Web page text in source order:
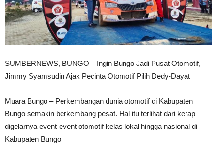
SUMBERNEWS, BUNGO – Ingin Bungo Jadi Pusat Otomotif,
Jimmy Syamsudin Ajak Pecinta Otomotif Pilih Dedy-Dayat
Muara Bungo – Perkembangan dunia otomotif di Kabupaten
Bungo semakin berkembang pesat. Hal itu terlihat dari kerap
digelarnya event-event otomotif kelas lokal hingga nasional di
Kabupaten Bungo.